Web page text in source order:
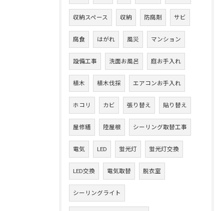
収納スペース 収納 防腐剤 サビ
腐食 はがれ 風災 マンション
設備工事 洗面お風呂 庭お手入れ
植木 植木伐採 エアコンお手入れ
ホコリ カビ 張り替え 貼り替え
屋修繕 陸屋根 シーリング取替工事
電気 LED 蛍光灯 蛍光灯交換
LED交換 電気取替 脱衣室
シーリングライト